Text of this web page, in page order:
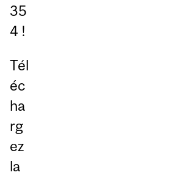
35
4 !
Tél
éc
ha
rg
ez
la